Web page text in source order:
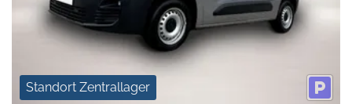
Standort Zentrallager